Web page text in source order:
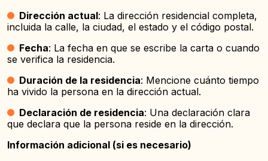
Dirección actual: La dirección residencial completa,
incluida la calle, la ciudad, el estado y el código postal.
Fecha: La fecha en que se escribe la carta o cuando
se verifica la residencia.
Duración de la residencia: Mencione cuánto tiempo
ha vivido la persona en la dirección actual.
Declaración de residencia: Una declaración clara
que declara que la persona reside en la dirección.
Información adicional (si es necesario)